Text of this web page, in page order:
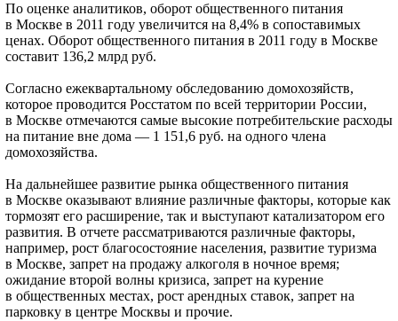
По оценке аналитиков, оборот общественного питания
в Москве в 2011 году увеличится на 8,4% в сопоставимых
ценах. Оборот общественного питания в 2011 году в Москве
составит 136,2 млрд руб.
Согласно ежеквартальному обследованию домохозяйств,
которое проводится Росстатом по всей территории России,
в Москве отмечаются самые высокие потребительские расходы
на питание вне дома — 1 151,6 руб. на одного члена
домохозяйства.
На дальнейшее развитие рынка общественного питания
в Москве оказывают влияние различные факторы, которые как
тормозят его расширение, так и выступают катализатором его
развития. В отчете рассматриваются различные факторы,
например, рост благосостояние населения, развитие туризма
в Москве, запрет на продажу алкоголя в ночное время;
ожидание второй волны кризиса, запрет на курение
в общественных местах, рост арендных ставок, запрет на
парковку в центре Москвы и прочие.